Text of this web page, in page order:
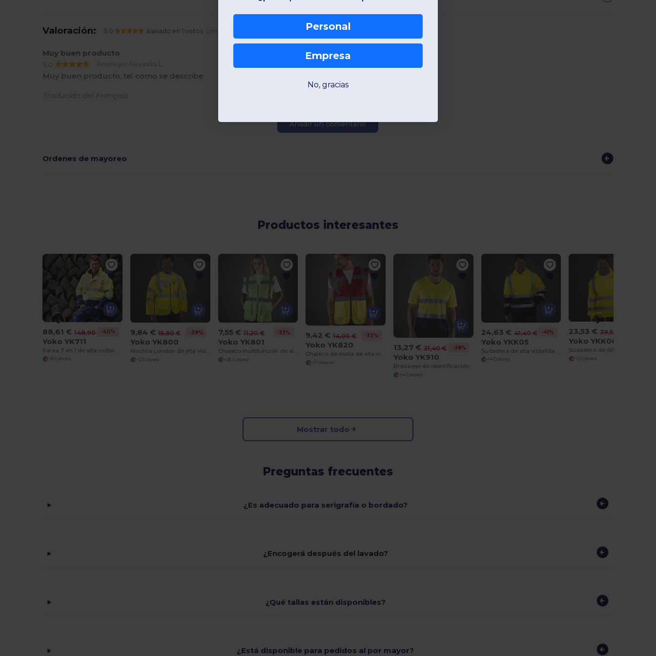
Valoración: 5.0 basado en 1 votos
Muy buen producto
5.0
Muy buen producto, tal como se describe
Añadir un comentario
Ordenes de mayoreo
Productos interesantes
88,61 € 148,90 €-40%
Yoko YK711
+6 Colores
9,84 € 15,80 € -38%
Yoko YK800
+2 Colores
7,55 € 11,20 € -33%
Yoko YK801
+26 Colores
9,42 € 14,00 € -33%
Yoko YK820
+7 Colores
13,27 € 21,40 € -38%
Yoko YK910
Brazalete de identificación
+4 Colores
24,63 € 41,40 € -41%
Yoko YKK05
+4 Colores
23,53 € 39,50 €
Yoko YKK06
+2 Colores
Mostrar todo
Preguntas frecuentes
¿Es adecuado para serigrafía o bordado?
¿Encogerá después del lavado?
¿Qué tallas están disponibles?
¿Está disponible para pedidos al por mayor?
Personal
Empresa
No, gracias